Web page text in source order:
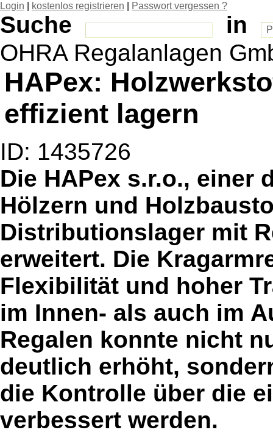
Login kostenlos registrieren Passwort vergessen ?
Suche
in
OHRA Regalanlagen
HAPex:
effizient lagern
ID: 1435726
Die HAPex s.r.o., einer
Hölzern und
Distributionslager mit
erweitert. Die
Flexibilität und hoher
im Innen- als auch im
Regalen konnte nicht
deutlich erhöht,
die Kontrolle über die
verbessert werden.